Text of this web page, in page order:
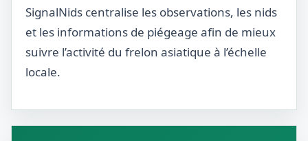
SignalNids centralise les observations, les nids
et les informations de piégeage afin de mieux
suivre l’activité du frelon asiatique à l’échelle
locale.